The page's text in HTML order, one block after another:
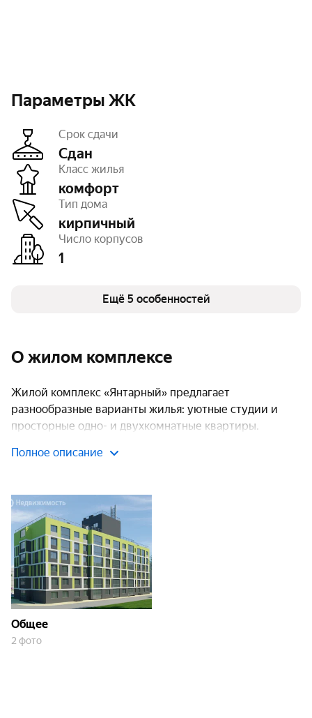
Параметры ЖК
Срок сдачи
Сдан
Класс жилья
комфорт
Тип дома
кирпичный
Число корпусов
1
Этажность
8
Отделка
под ключ
Тип договора
ДКП
Очереди
1
Число квартир 103
Ещё 5 особенностей
О жилом комплексе
Жилой комплекс «Янтарный» предлагает
разнообразные варианты жилья: уютные студии и
просторные одно- и двухкомнатные квартиры.
Транспортная доступность
Расстояние от ЖК «Янтарный» до Нижнего Новгорода
составляет 55 километров, дорога на автомобиле
займёт примерно 30–40 минут. До центра Балахны
можно доехать за 7 минут.
Для тех, кто предпочитает общественный транспорт,
есть автобусная остановка на проспекте
минутах ходьбы от ЖК. Время в пути до автостанции
«Канавинская» — около часа. Также можно
Полное описание
Общее
2 фото